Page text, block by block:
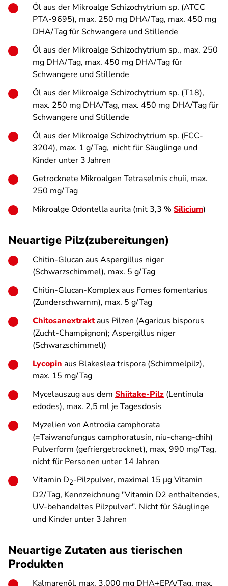
Öl aus der Mikroalge Schizochytrium sp. (ATCC
PTA-9695), max. 250 mg DHA/Tag, max. 450 mg
DHA/Tag für Schwangere und Stillende
Öl aus der Mikroalge Schizochytrium sp., max. 250
mg DHA/Tag, max. 450 mg DHA/Tag für
Schwangere und Stillende
Öl aus der Mikroalge Schizochytrium sp. (T18),
max. 250 mg DHA/Tag, max. 450 mg DHA/Tag für
Schwangere und Stillende
Öl aus der Mikroalge Schizochytrium sp. (FCC-
3204), max. 1 g/Tag, nicht für Säuglinge und
Kinder unter 3 Jahren
Getrocknete Mikroalgen Tetraselmis chuii, max.
250 mg/Tag
Mikroalge Odontella aurita (mit 3,3 % Silicium)
Neuartige Pilz(zubereitungen)
Chitin-Glucan aus Aspergillus niger
(Schwarzschimmel), max. 5 g/Tag
Chitin-Glucan-Komplex aus Fomes fomentarius
(Zunderschwamm), max. 5 g/Tag
Chitosanextraktaus Pilzen (Agaricus bisporus
(Zucht-Champignon); Aspergillus niger
(Schwarzschimmel))
Lycopin aus Blakeslea trispora (Schimmelpilz),
max. 15 mg/Tag
Mycelauszug aus dem Shiitake-Pilz (Lentinula
edodes), max. 2,5 ml je Tagesdosis
Myzelien von Antrodia camphorata
(=Taiwanofungus camphoratusin, niu-chang-chih)
Pulverform (gefriergetrocknet), max, 990 mg/Tag,
nicht für Personen unter 14 Jahren
Vitamin D2-Pilzpulver, maximal 15 μg Vitamin
D2/Tag, Kennzeichnung "Vitamin D2 enthaltendes,
UV-behandeltes Pilzpulver". Nicht für Säuglinge
und Kinder unter 3 Jahren
Neuartige Zutaten aus tierischen
Produkten
Kalmarenöl, max. 3.000 mg DHA+EPA/Tag, max.